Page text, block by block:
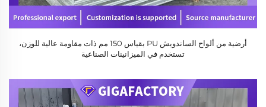
أرضية من ألواح الساندويش PU بقياس 150 مم ذات مقاومة عالية للوزن،
تستخدم في الميزانينات الصناعية